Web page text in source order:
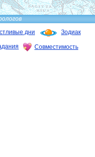
дни Зодиак
Совместимость